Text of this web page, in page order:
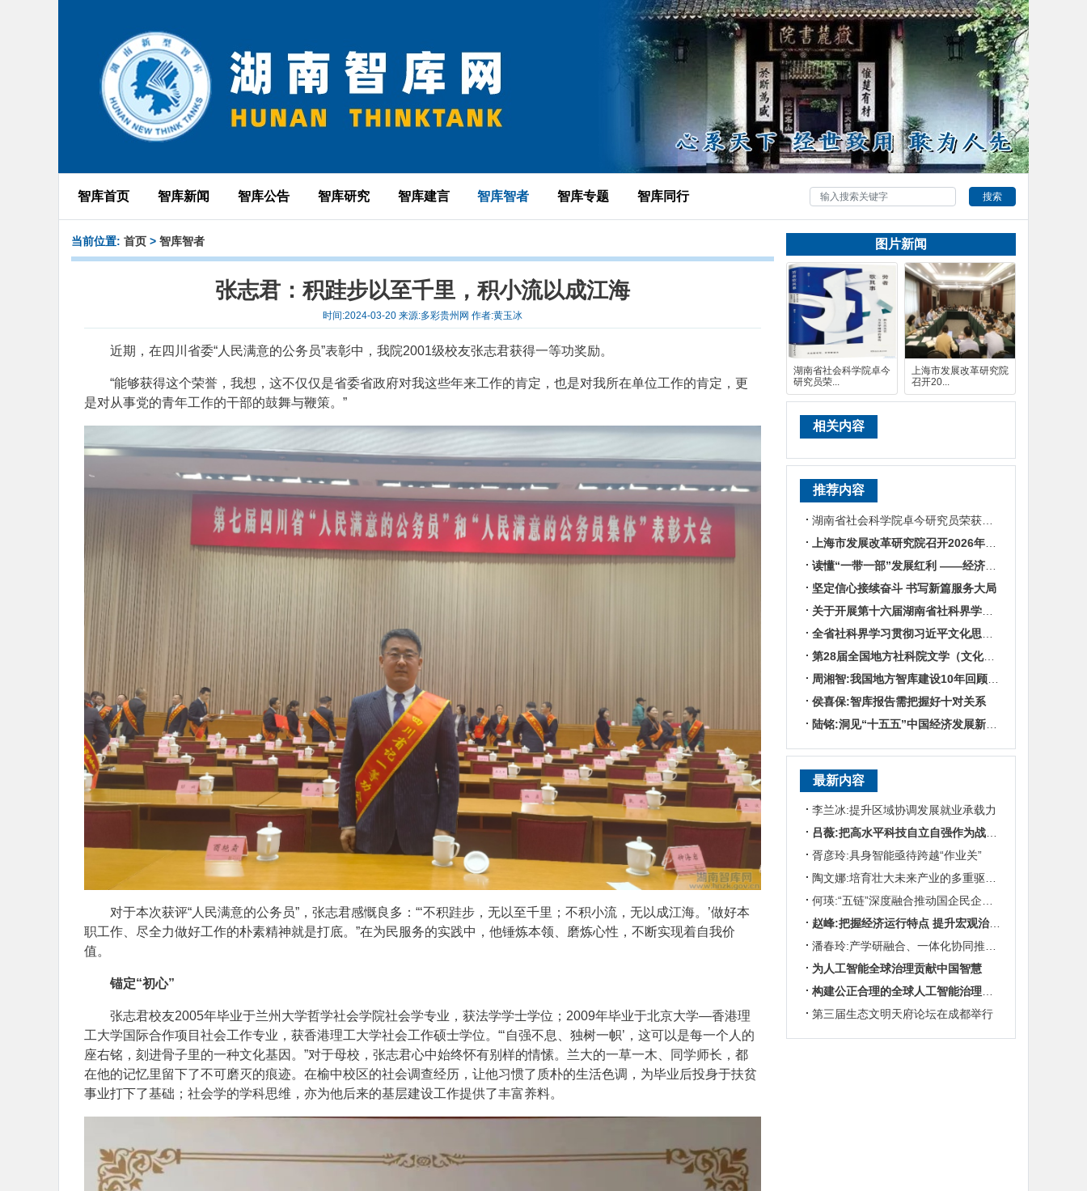
智库首页 智库新闻 智库公告 智库研究 智库建言 智库智者 智库专题 智库同行 搜索
当前位置: 首页 > 智库智者
张志君：积跬步以至千里，积小流以成江海
时间:2024-03-20 来源:多彩贵州网 作者:黄玉冰
近期，在四川省委“人民满意的公务员”表彰中，我院2001级校友张志君获得一等功奖励。
“能够获得这个荣誉，我想，这不仅仅是省委省政府对我这些年来工作的肯定，也是对我所在单位工作的肯定，更
是对从事党的青年工作的干部的鼓舞与鞭策。”
对于本次获评“人民满意的公务员”，张志君感慨良多：“‘不积跬步，无以至千里；不积小流，无以成江海。’做好本
职工作、尽全力做好工作的朴素精神就是打底。”在为民服务的实践中，他锤炼本领、磨炼心性，不断实现着自我价
值。
锚定“初心”
张志君校友2005年毕业于兰州大学哲学社会学院社会学专业，获法学学士学位；2009年毕业于北京大学—香港理
工大学国际合作项目社会工作专业，获香港理工大学社会工作硕士学位。“‘自强不息、独树一帜’，这可以是每一个人的
座右铭，刻进骨子里的一种文化基因。”对于母校，张志君心中始终怀有别样的情愫。兰大的一草一木、同学师长，都
在他的记忆里留下了不可磨灭的痕迹。在榆中校区的社会调查经历，让他习惯了质朴的生活色调，为毕业后投身于扶贫
事业打下了基础；社会学的学科思维，亦为他后来的基层建设工作提供了丰富养料。
图片新闻
湖南省社会科学院卓今
研究员荣...
上海市发展改革研究院
召开20...
相关内容
推荐内容
湖南省社会科学院卓今研究员荣获第九届鲁迅文学奖
上海市发展改革研究院召开2026年半年度工作会议
读懂“一带一部”发展红利 ——经济学专家谈湖南区位优势
坚定信心接续奋斗 书写新篇服务大局
关于开展第十六届湖南省社科界学术年会征文活动的通知
第28届全国地方社科院文学（文化）所所长联席会暨“数智时代地方文化IP建设”学术研讨
周湘智:我国地方智库建设10年回顾与展望
侯喜保:智库报告需把握好十对关系
陆铭:洞见“十五五”中国经济发展新趋势——对话上海交通大学中国发展研究院执行院长陆铭
最新内容
李兰冰:提升区域协调发展就业承载力
吕薇:把高水平科技自立自强作为战略支撑
胥彦玲:具身智能亟待跨越“作业关”
陶文娜:培育壮大未来产业的多重驱动机制
何瑛:“五链”深度融合推动国企民企协同发展
赵峰:把握经济运行特点 提升宏观治理效能
潘春玲:产学研融合、一体化协同推动农业科技创新
为人工智能全球治理贡献中国智慧
构建公正合理的全球人工智能治理体系
第三届生态文明天府论坛在成都举行